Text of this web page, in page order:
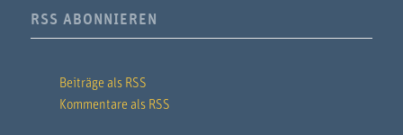
RSS ABONNIEREN
Beiträge als RSS
Kommentare als RSS